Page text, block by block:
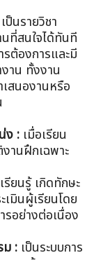
เป็นรายวิชา
ที่สนใจได้ทันที
ต้องการและมี
งาน ทั้งงาน
สนองานหรือ
ง : เมื่อเรียน
านฝึกเฉพาะ
รียนรู้ เกิดทักษะ
เมินผู้เรียนโดย
รอย่างต่อเนื่อง
ม : เป็นระบบการ